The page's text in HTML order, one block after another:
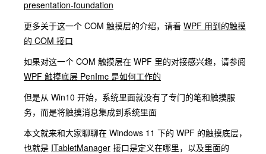
presentation-foundation
更多关于这一个 COM 触摸层的介绍，请看 WPF 用到的触摸
的 COM 接口
如果对这一个 COM 触摸层在 WPF 里的对接感兴趣，请参阅
WPF 触摸底层 PenImc 是如何工作的
但是从 Win10 开始，系统里面就没有了专门的笔和触摸服
务，而是将触摸消息集成到系统里面
本文就来和大家聊聊在 Windows 11 下的 WPF 的触摸底层，
也就是 ITabletManager 接口是定义在哪里，以及里面的